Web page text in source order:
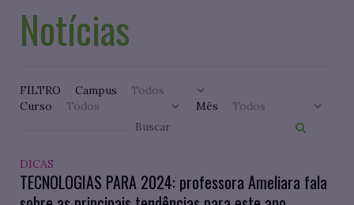
Notícias
FILTRO
Campus
Curso
Mês
DICAS
TECNOLOGIAS PARA 2024: professora Ameliara fala